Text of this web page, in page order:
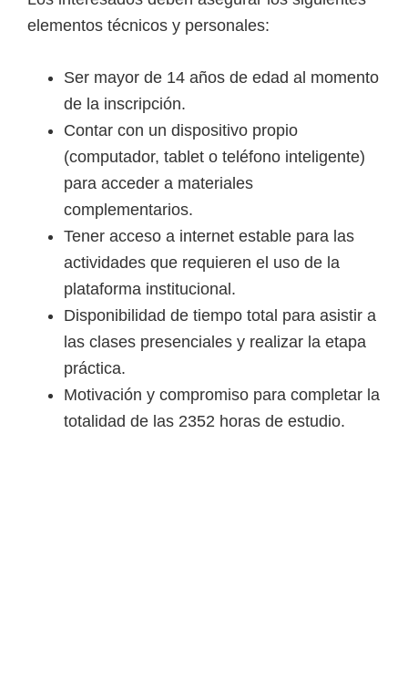
elementos técnicos y personales:
Ser mayor de 14 años de edad al momento
de la inscripción.
Contar con un dispositivo propio
(computador, tablet o teléfono inteligente)
para acceder a materiales
complementarios.
Tener acceso a internet estable para las
actividades que requieren el uso de la
plataforma institucional.
Disponibilidad de tiempo total para asistir a
las clases presenciales y realizar la etapa
práctica.
Motivación y compromiso para completar la
totalidad de las 2352 horas de estudio.